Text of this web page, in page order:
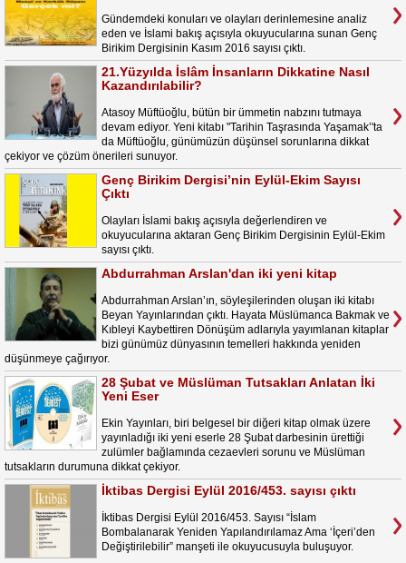
Gündemdeki konuları ve olayları derinlemesine analiz
eden ve İslami bakış açısıyla okuyucularına sunan Genç
Birikim Dergisinin Kasım 2016 sayısı çıktı.
21.Yüzyılda İslâm İnsanların Dikkatine Nasıl
Kazandırılabilir?
Atasoy Müftüoğlu, bütün bir ümmetin nabzını tutmaya
devam ediyor. Yeni kitabı "Tarihin Taşrasında Yaşamak’'ta
da Müftüoğlu, günümüzün düşünsel sorunlarına dikkat
çekiyor ve çözüm önerileri sunuyor.
Genç Birikim Dergisi’nin Eylül-Ekim Sayısı
Çıktı
Olayları İslami bakış açısıyla değerlendiren ve
okuyucularına aktaran Genç Birikim Dergisinin Eylül-Ekim
sayısı çıktı.
Abdurrahman Arslan'dan iki yeni kitap
Abdurrahman Arslan’ın, söyleşilerinden oluşan iki kitabı
Beyan Yayınlarından çıktı. Hayata Müslümanca Bakmak ve
Kıbleyi Kaybettiren Dönüşüm adlarıyla yayımlanan kitaplar
bizi günümüz dünyasının temelleri hakkında yeniden
düşünmeye çağırıyor.
28 Şubat ve Müslüman Tutsakları Anlatan İki
Yeni Eser
Ekin Yayınları, biri belgesel bir diğeri kitap olmak üzere
yayınladığı iki yeni eserle 28 Şubat darbesinin ürettiği
zulümler bağlamında cezaevleri sorunu ve Müslüman
tutsakların durumuna dikkat çekiyor.
İktibas Dergisi Eylül 2016/453. sayısı çıktı
İktibas Dergisi Eylül 2016/453. Sayısı “İslam
Bombalanarak Yeniden Yapılandırılamaz Ama ‘İçeri’den
Değiştirilebilir” manşeti ile okuyucusuyla buluşuyor.